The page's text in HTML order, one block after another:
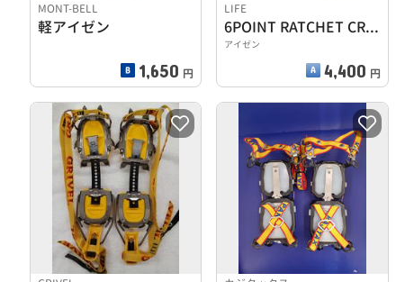
MONT-BELL
軽アイゼン
1,650 円
LIFE
6POINT RATCHET CRAMPON
アイゼン
4,400 円